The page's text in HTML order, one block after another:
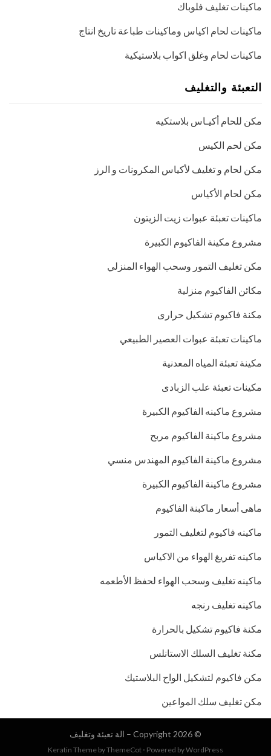
ماكينات تغليف فلوباك
ماكينات لحام اكياس وماكينات طباعة تاريخ انتاج
ماكينات لحام وغلق اكواب بلاستيكية
التعبئة والتغليف
مكن للحام أكيـاس بلاستكيه
مكن لحم الكيس
مكن لحام و تغليف لأكياس المكرونات و الرز
مكن لحام الأكياس
ماكينات تعبئة عبوات زيت الزيتون
مشروع مكينة الفاكيوم الكبيرة
مكن تغليف التمور وسحب الهواء المنزلي
مكائن الفاكيوم منزلية
مكنة فاكيوم تشكيل حرارى
ماكينات تعبئة عبوات العصير الطبيعي
مكينة تعبئة المياه المعدنية
مكينات تعبئة علب الزبادى
مشروع ماكينه الفاكيوم الكبيرة
مشروع ماكينة الفاكيوم مربح
مشروع ماكينة الفاكيوم المهندس منسي
مشروع ماكينة الفاكيوم الكبيرة
ماهى أسعار ماكبنة الفاكيوم
ماكينه فاكيوم لتغليف التمور
ماكينه تفريغ الهواء من الاكياس
ماكينه تغليف وسحب الهواء لحفظ الأطعمه
ماكينه تغليف رنجه
مكنة فاكيوم تشكيل بالحرارة
مكنة تغليف السلك الاستانلس
مكن فاكيوم لتشكيل الواح البلاستيك
مكن تغليف سلك المواعين
© Copyright 2026 – الة تعبئة وتغليف
Keratin Theme byThemeCot ⋅ Powered byWordPress